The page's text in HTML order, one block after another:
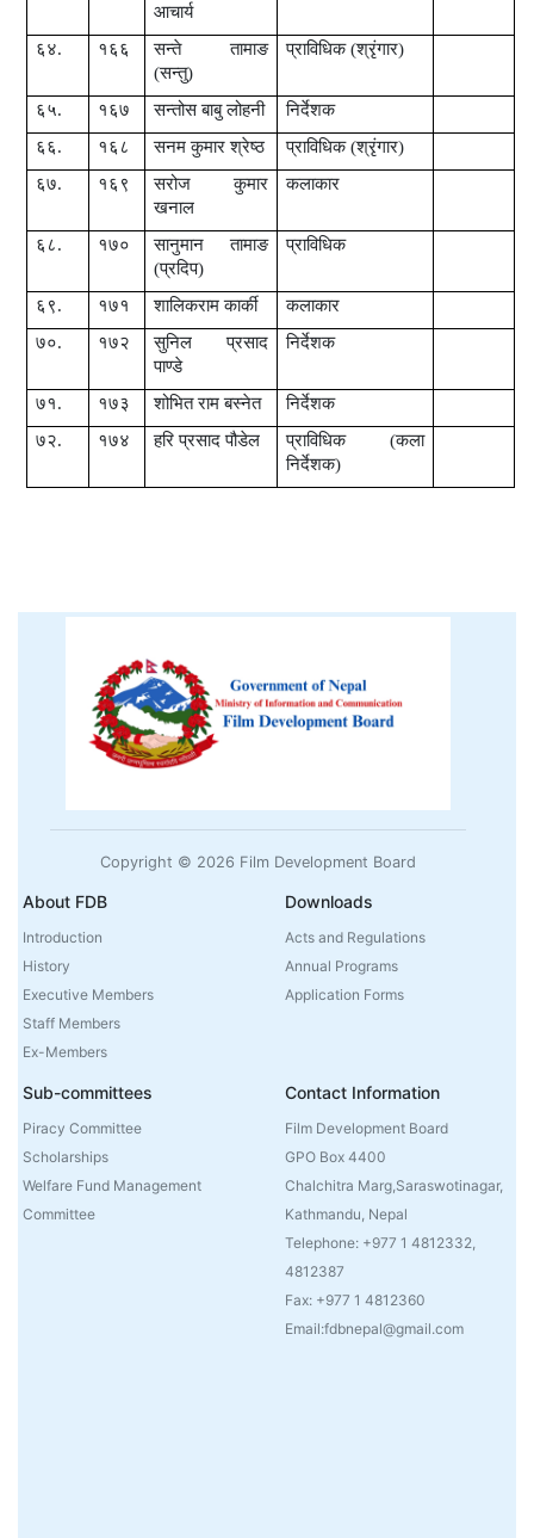
आचार्य
६४. १६६
सन्ते तामाङ
(सन्तु)
प्राविधिक (श्रृंगार)
६५. १६७ सन्तोस बाबु लोहनी
निर्देशक
६६.
१६८ सनम कुमार श्रेष्ठ
प्राविधिक (श्रृंगार)
६७.
१६९
सरोज कुमार
खनाल
कलाकार
६८. १७०
सानुमान तामाङ
(प्रदिप)
प्राविधिक
६९. १७१ शालिकराम कार्की
कलाकार
७०.
१७२
सुनिल प्रसाद
पाण्डे
निर्देशक
७१. १७३ शोभित राम बस्नेत
निर्देशक
७२.
१७४ हरि प्रसाद पौडेल
प्राविधिक (कला
निर्देशक)
Copyright © 2026 Film Development Board
About FDB
Introduction
History
Executive Members
Staff Members
Ex-Members
Downloads
Acts and Regulations
Annual Programs
Application Forms
Sub-committees
Piracy Committee
Scholarships
Welfare Fund Management
Committee
Contact Information
Film Development Board
GPO Box 4400
Chalchitra Marg,Saraswotinagar,
Kathmandu, Nepal
Telephone: +977 1 4812332,
4812387
Fax: +977 1 4812360
Email:fdbnepal@gmail.com